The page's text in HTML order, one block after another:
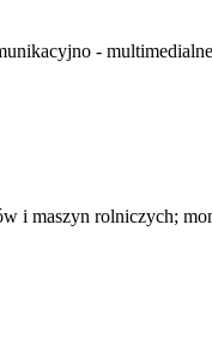
- multimedialne
i maszyn rolniczych;